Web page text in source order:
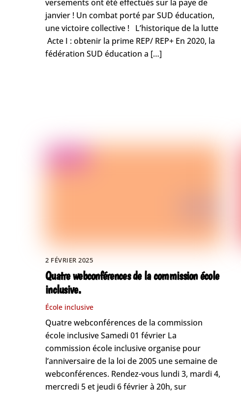
versements ont été effectués sur la paye de
janvier ! Un combat porté par SUD éducation,
une victoire collective ! L’historique de la lutte
Acte I : obtenir la prime REP/ REP+ En 2020, la
fédération SUD éducation a […]
2 FÉVRIER 2025
Quatre webconférences de la commission école
inclusive.
École inclusive
Quatre webconférences de la commission
école inclusive Samedi 01 février La
commission école inclusive organise pour
l’anniversaire de la loi de 2005 une semaine de
webconférences. Rendez-vous lundi 3, mardi 4,
mercredi 5 et jeudi 6 février à 20h, sur